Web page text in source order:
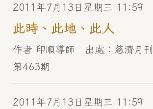
2011年7月13日星期三 11:59
此時、此地、此人
作者 印順導師 出處︰慈濟月刊
第463期
2011年7月13日星期三 11:59